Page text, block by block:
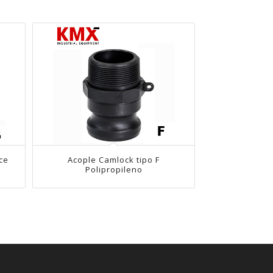
Acople Camlock tipo F
Polipropileno